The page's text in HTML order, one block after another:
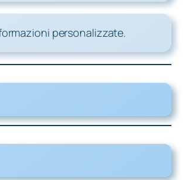
personalizzate.